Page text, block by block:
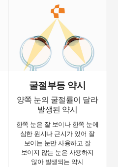
굴절부등 약시
양쪽 눈의 굴절률이 달라
발생된 약시
한쪽 눈은 잘 보이나 한쪽 눈에
심한 원시나 근시가 있어 잘
보이는 눈만 사용하고 잘
보이지 않는 눈은 사용하지
않아 발생되는 약시